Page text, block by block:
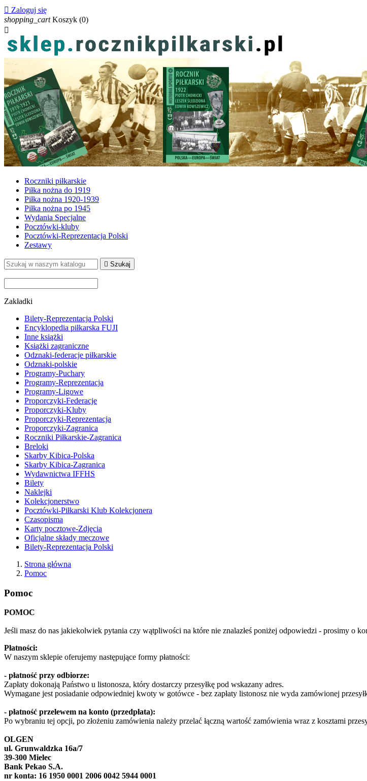
 Zaloguj się
shopping_cart Koszyk (0)

Roczniki piłkarskie
Piłka nożna do 1919
Piłka nożna 1920-1939
Piłka nożna po 1945
Wydania Specjalne
Pocztówki-kluby
Pocztówki-Reprezentacja Polski
Zestawy
 Szukaj
Zakładki
Bilety-Reprezentacja Polski
Encyklopedia piłkarska FUJI
Inne książki
Książki zagraniczne
Odznaki-federacje piłkarskie
Odznaki-polskie
Programy-Puchary
Programy-Reprezentacja
Programy-Ligowe
Proporczyki-Federacje
Proporczyki-Kluby
Proporczyki-Reprezentacja
Proporczyki-Zagranica
Roczniki Piłkarskie-Zagranica
Breloki
Skarby Kibica-Polska
Skarby Kibica-Zagranica
Wydawnictwa IFFHS
Bilety
Naklejki
Kolekcjonerstwo
Pocztówki-Piłkarski Klub Kolekcjonera
Czasopisma
Karty pocztowe-Zdjęcia
Oficjalne składy meczowe
Bilety-Reprezentacja Polski
Strona główna
Pomoc
Pomoc
POMOC
Jeśli masz do nas jakiekolwiek pytania czy wątpliwości na które nie znalazłeś poniżej odpowiedzi - prosimy o
Płatności:
W naszym sklepie oferujemy następujące formy płatności:
- płatność przy odbiorze:
Zapłaty dokonają Państwo u listonosza, który dostarczy przesyłkę pod wskazany adres.
Wymagane jest posiadanie odpowiedniej kwoty w gotówce - bez zapłaty listonosz nie wyda zamówionej
- płatność przelewem na konto (przedpłata):
Po wybraniu tej opcji, po złożeniu zamówienia należy przelać łączną wartość zamówienia wraz z kosztami
OLGEN
ul. Grunwaldzka 16a/7
39-300 Mielec
Bank Pekao S.A.
nr konta: 16 1950 0001 2006 0042 5944 0001